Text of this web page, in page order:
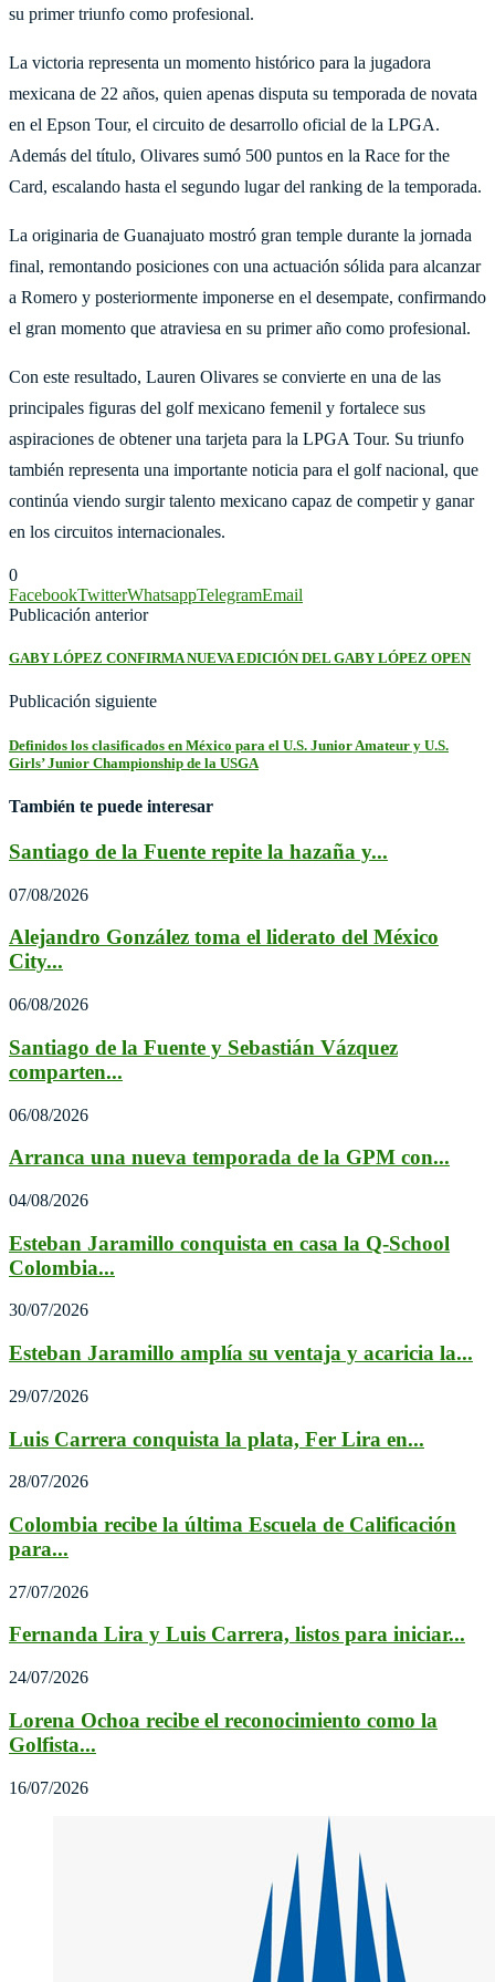
su primer triunfo como profesional.
La victoria representa un momento histórico para la jugadora
mexicana de 22 años, quien apenas disputa su temporada de novata
en el Epson Tour, el circuito de desarrollo oficial de la LPGA.
Además del título, Olivares sumó 500 puntos en la Race for the
Card, escalando hasta el segundo lugar del ranking de la temporada.
La originaria de Guanajuato mostró gran temple durante la jornada
final, remontando posiciones con una actuación sólida para alcanzar
a Romero y posteriormente imponerse en el desempate, confirmando
el gran momento que atraviesa en su primer año como profesional.
Con este resultado, Lauren Olivares se convierte en una de las
principales figuras del golf mexicano femenil y fortalece sus
aspiraciones de obtener una tarjeta para la LPGA Tour. Su triunfo
también representa una importante noticia para el golf nacional, que
continúa viendo surgir talento mexicano capaz de competir y ganar
en los circuitos internacionales.
0
FacebookTwitterWhatsappTelegramEmail
Publicación anterior
GABY LÓPEZ CONFIRMA NUEVA EDICIÓN DEL GABY LÓPEZ OPEN
Publicación siguiente
Definidos los clasificados en México para el U.S. Junior Amateur y U.S.
Girls’ Junior Championship de la USGA
También te puede interesar
Santiago de la Fuente repite la hazaña y...
07/08/2026
Alejandro González toma el liderato del México
City...
06/08/2026
Santiago de la Fuente y Sebastián Vázquez
comparten...
06/08/2026
Arranca una nueva temporada de la GPM con...
04/08/2026
Esteban Jaramillo conquista en casa la Q-School
Colombia...
30/07/2026
Esteban Jaramillo amplía su ventaja y acaricia la...
29/07/2026
Luis Carrera conquista la plata, Fer Lira en...
28/07/2026
Colombia recibe la última Escuela de Calificación
para...
27/07/2026
Fernanda Lira y Luis Carrera, listos para iniciar...
24/07/2026
Lorena Ochoa recibe el reconocimiento como la
Golfista...
16/07/2026